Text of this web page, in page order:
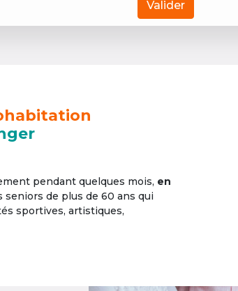
Valider
pendant quelques mois, en
seniors de plus de 60 ans qui
sportives, artistiques,